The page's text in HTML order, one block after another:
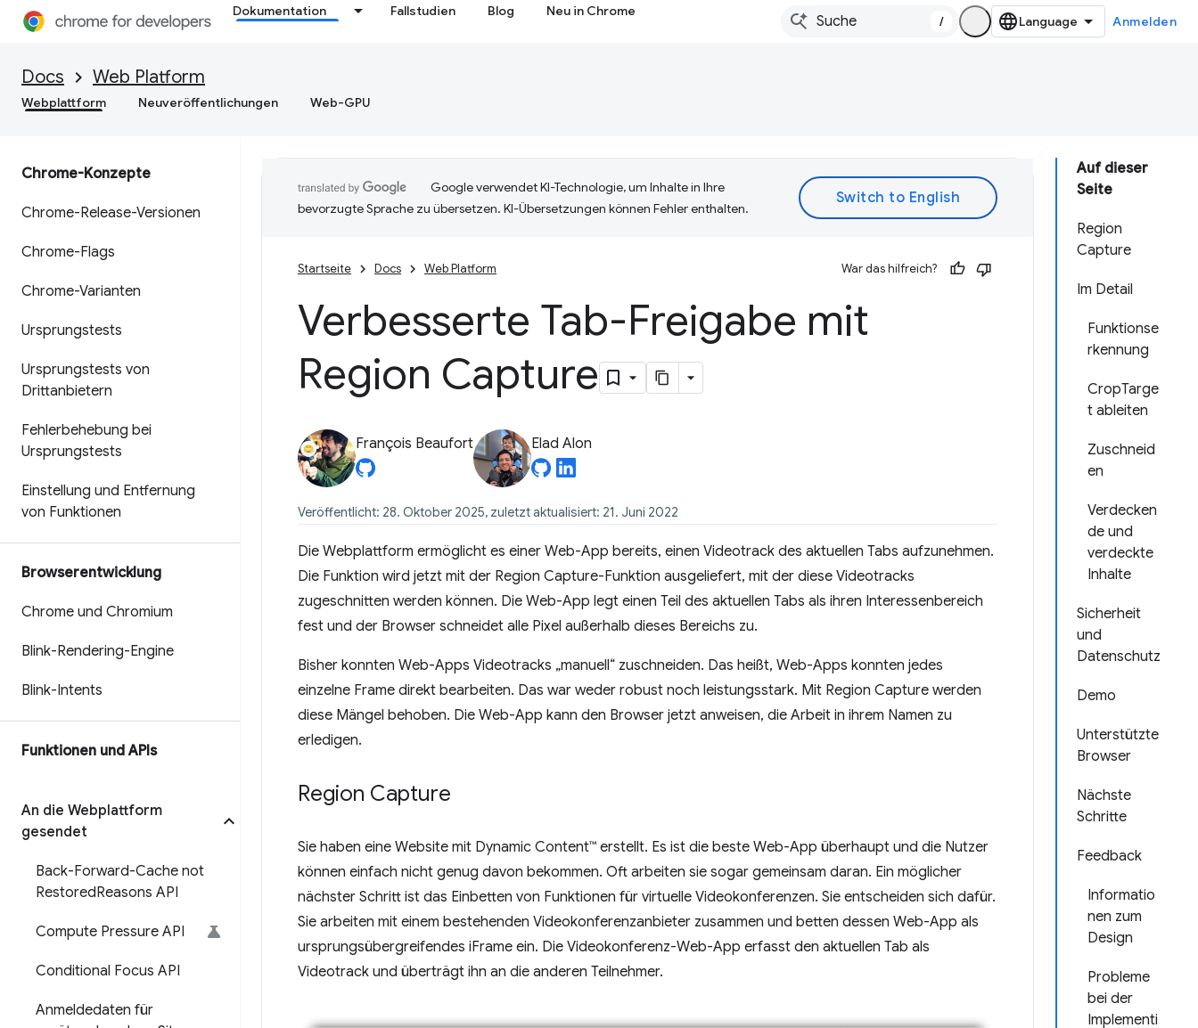
Dokumentation Fallstudien Blog Neu in Chrome
/ Anmelden
Docs Web Platform
Webplattform Neuveröffentlichungen Web-GPU
Chrome-Konzepte
Chrome-Release-Versionen
Chrome-Flags
Chrome-Varianten
Ursprungstests
Ursprungstests von
Drittanbietern
Fehlerbehebung bei
Ursprungstests
Einstellung und Entfernung
von Funktionen
Browserentwicklung
Chrome und Chromium
Blink-Rendering-Engine
Blink-Intents
Funktionen und APIs
An die Webplattform
gesendet
Back-Forward-Cache not
RestoredReasons API
Compute Pressure API
Conditional Focus API
Anmeldedaten für
Auf dieser
Seite
Region
Capture
Im Detail
Funktionse
rkennung
CropTarge
t ableiten
Zuschneid
en
Verdecken
de und
verdeckte
Inhalte
Sicherheit
und
Datenschutz
Demo
Unterstützte
Browser
Nächste
Schritte
Feedback
Informatio
nen zum
Design
Probleme
bei der
Implementi
Google verwendet KI-Technologie, um Inhalte in Ihre
bevorzugte Sprache zu übersetzen. KI-Übersetzungen können Fehler enthalten.
Startseite Docs Web Platform War das hilfreich?
Verbesserte Tab-Freigabe mit
Region Capture
François Beaufort Elad Alon
Veröffentlicht: 28. Oktober 2025, zuletzt aktualisiert: 21. Juni 2022
Die Webplattform ermöglicht es einer Web-App bereits, einen Videotrack des aktuellen Tabs aufzunehmen.
Die Funktion wird jetzt mit der Region Capture-Funktion ausgeliefert, mit der diese Videotracks
zugeschnitten werden können. Die Web-App legt einen Teil des aktuellen Tabs als ihren Interessenbereich
fest und der Browser schneidet alle Pixel außerhalb dieses Bereichs zu.
Bisher konnten Web-Apps Videotracks „manuell“ zuschneiden. Das heißt, Web-Apps konnten jedes
einzelne Frame direkt bearbeiten. Das war weder robust noch leistungsstark. Mit Region Capture werden
diese Mängel behoben. Die Web-App kann den Browser jetzt anweisen, die Arbeit in ihrem Namen zu
erledigen.
Region Capture
Sie haben eine Website mit Dynamic Content™ erstellt. Es ist die beste Web-App überhaupt und die Nutzer
können einfach nicht genug davon bekommen. Oft arbeiten sie sogar gemeinsam daran. Ein möglicher
nächster Schritt ist das Einbetten von Funktionen für virtuelle Videokonferenzen. Sie entscheiden sich dafür.
Sie arbeiten mit einem bestehenden Videokonferenzanbieter zusammen und betten dessen Web-App als
ursprungsübergreifendes iFrame ein. Die Videokonferenz-Web-App erfasst den aktuellen Tab als
Videotrack und überträgt ihn an die anderen Teilnehmer.